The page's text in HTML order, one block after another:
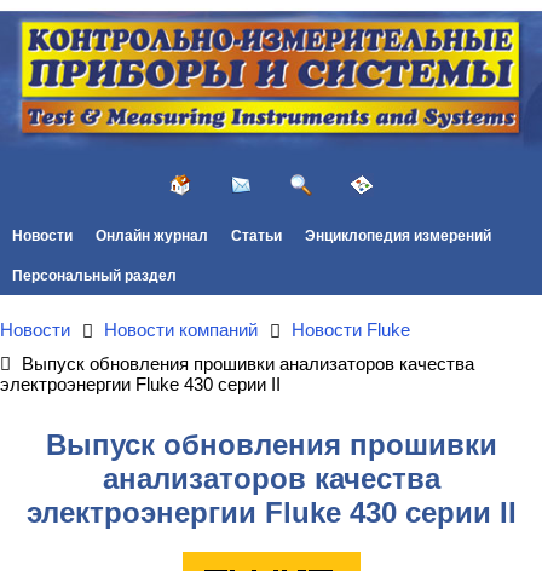
Новости Онлайн журнал Статьи Энциклопедия измерений
Персональный раздел
Новости Новости компаний
Новости Fluke
Выпуск обновления прошивки анализаторов качества
электроэнергии Fluke 430 серии II
Выпуск обновления прошивки
анализаторов качества
электроэнергии Fluke 430 серии II